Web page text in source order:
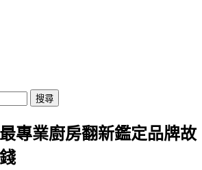
專業廚房翻新鑑定品牌故